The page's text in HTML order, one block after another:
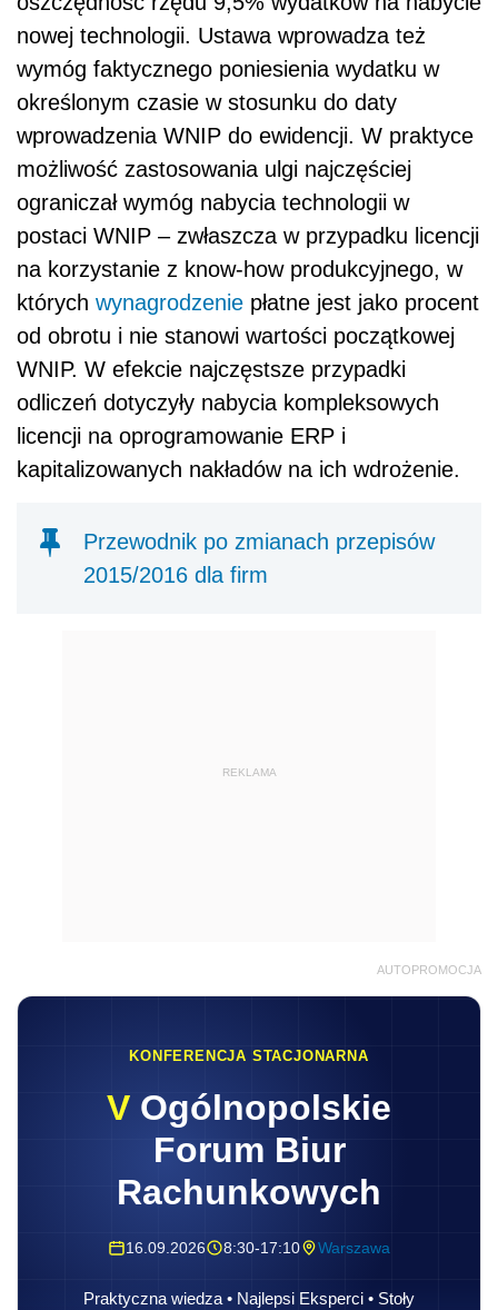
nowej technologii. Ustawa wprowadza też
wymóg faktycznego poniesienia wydatku w
określonym czasie w stosunku do daty
wprowadzenia WNIP do ewidencji. W praktyce
możliwość zastosowania ulgi najczęściej
ograniczał wymóg nabycia technologii w
postaci WNIP – zwłaszcza w przypadku licencji
na korzystanie z know-how produkcyjnego, w
których wynagrodzenie płatne jest jako procent
od obrotu i nie stanowi wartości początkowej
WNIP. W efekcie najczęstsze przypadki
odliczeń dotyczyły nabycia kompleksowych
licencji na oprogramowanie ERP i
kapitalizowanych nakładów na ich wdrożenie.
Przewodnik po zmianach przepisów
2015/2016 dla firm
REKLAMA
AUTOPROMOCJA
KONFERENCJA STACJONARNA
V Ogólnopolskie
Forum Biur
Rachunkowych
16.09.2026 8:30-17:10 Warszawa
Praktyczna wiedza • Najlepsi Eksperci • Stoły